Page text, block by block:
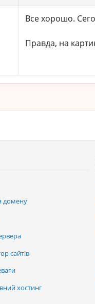
Все хорошо.
Правда, на
домену
сайтів
хостинг